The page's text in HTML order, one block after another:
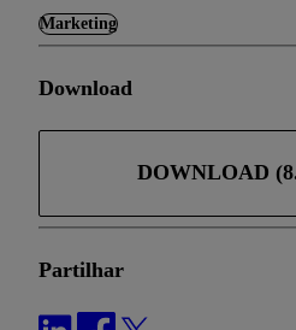
Marketing
Download
DOWNLOAD
Partilhar